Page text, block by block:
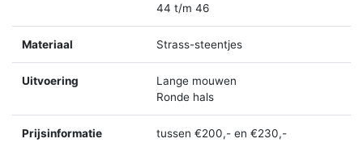
44 t/m 46
Materiaal Strass-steentjes
Uitvoering
Lange mouwen
Ronde hals
Prijsinformatie tussen €200,- en €230,-